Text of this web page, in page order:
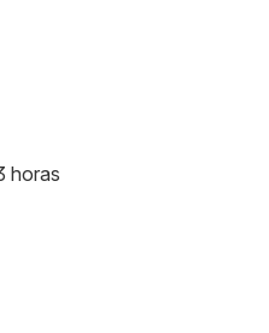
horas